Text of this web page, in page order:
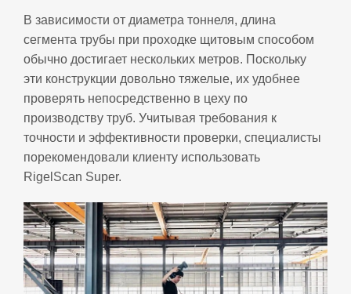
В зависимости от диаметра тоннеля, длина
сегмента трубы при проходке щитовым способом
обычно достигает нескольких метров. Поскольку
эти конструкции довольно тяжелые, их удобнее
проверять непосредственно в цеху по
производству труб. Учитывая требования к
точности и эффективности проверки, специалисты
порекомендовали клиенту использовать
RigelScan Super.